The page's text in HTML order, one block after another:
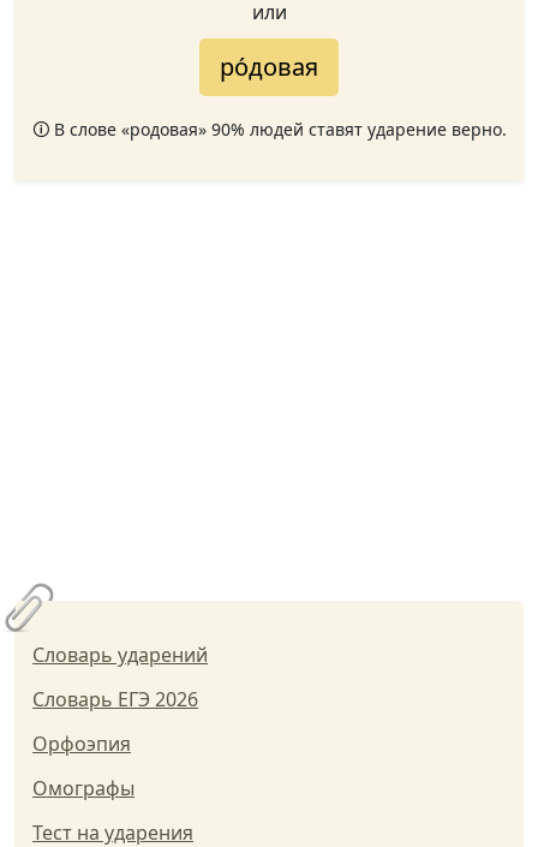
или
ро́довая
🛈 В слове «родовая» 90% людей ставят ударение верно.
Словарь ударений
Словарь ЕГЭ 2026
Орфоэпия
Омографы
Тест на ударения